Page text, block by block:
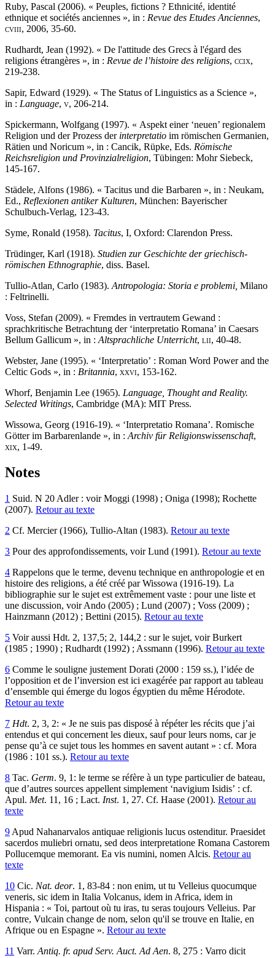
Ruby, Pascal (2006). « Peuples, fictions ? Ethnicité, identité
ethnique et sociétés anciennes », in : Revue des Etudes Anciennes,
cviii, 2006, 35-60.
Rudhardt, Jean (1992). « De l'attitude des Grecs à l'égard des
religions étrangères », in : Revue de l’histoire des religions, ccix,
219-238.
Sapir, Edward (1929). « The Status of Linguistics as a Science »,
in : Language, v, 206-214.
Spickermann, Wolfgang (1997). « Aspekt einer ‘neuen’ regionalem
Religion und der Prozess der interpretatio im römischen Germanien,
Rätien und Noricum », in : Cancik, Rüpke, Eds. Römische
Reichsreligion und Provinzialreligion, Tübingen: Mohr Siebeck,
145-167.
Städele, Alfons (1986). « Tacitus und die Barbaren », in : Neukam,
Ed., Reflexionen antiker Kulturen, München: Bayerischer
Schulbuch-Verlag, 123-43.
Syme, Ronald (1958). Tacitus, I, Oxford: Clarendon Press.
Trüdinger, Karl (1918). Studien zur Geschichte der griechisch-
römischen Ethnographie, diss. Basel.
Tullio-Atlan Carlo (1983). Antropologia: Storia e problemi, Milano
: Feltrinelli.
Voss, Stefan (2009). « Fremdes in vertrautem Gewand :
sprachkritische Betrachtung der ‘interpretatio Romana’ in Caesars
Bellum Gallicum », in : Altsprachliche Unterricht, lii, 40-48.
Webster, Jane (1995). « ‘Interpretatio’ : Roman Word Power and the
Celtic Gods », in : Britannia, xxvi, 153-162.
Whorf, Benjamin Lee (1965). Language, Thought and Reality.
Selected Writings, Cambridge (MA): MIT Press.
Wissowa, Georg (1916-19). « ‘Interpretatio Romana’. Romische
Götter im Barbarenlande », in : Archiv für Religionswissenschaft,
xix, 1-49.
Notes
1 Suid. N 20 Adler : voir Moggi (1998) ; Oniga (1998); Rochette
(2007). Retour au texte
2 Cf. Mercier (1966), Tullio-Altan (1983). Retour au texte
3 Pour des approfondissements, voir Lund (1991). Retour au texte
4 Rappelons que le terme, devenu technique en anthropologie et en
histoire des religions, a été créé par Wissowa (1916-19). La
bibliographie sur le sujet est extrêmement vaste : pour une liste et
une discussion, voir Ando (2005) ; Lund (2007) ; Voss (2009) ;
Hainzmann (2012) ; Bettini (2015). Retour au texte
5 Voir aussi Hdt. 2, 137,5; 2, 144,2 : sur le sujet, voir Burkert
(1985 ; 1990) ; Rudhardt (1992) ; Assmann (1996). Retour au texte
6 Comme le souligne justement Dorati (2000 : 159 ss.), l’idée de
l’opposition et de l’inversion est ici exagérée par rapport au tableau
d’ensemble qui émerge du logos égyptien du même Hérodote.
Retour au texte
7 Hdt. 2, 3, 2: « Je ne suis pas disposé à répéter les récits que j’ai
entendus et qui concernent les dieux, sauf pour leurs noms, car je
pense qu’à ce sujet tous les hommes en savent autant » : cf. Mora
(1986 : 101 ss.). Retour au texte
8 Tac. Germ. 9, 1: le terme se réfère à un type particulier de bateau,
que d’autres sources appellent simplement ‘navigium Isidis’ : cf.
Apul. Met. 11, 16 ; Lact. Inst. 1, 27. Cf. Haase (2001). Retour au
texte
9 Apud Nahanarvalos antiquae religionis lucus ostenditur. Praesidet
sacerdos muliebri ornatu, sed deos interpretatione Romana Castorem
Pollucemque memorant. Ea vis numini, nomen Alcis. Retour au
texte
10 Cic. Nat. deor. 1, 83-84 : non enim, ut tu Velleius quocumque
veneris, sic idem in Italia Volcanus, idem in Africa, idem in
Hispania : « Toi, partout où tu iras, tu seras toujours Velleius. Par
contre, Vulcain change de nom, selon qu'il se trouve en Italie, en
Afrique ou en Espagne ». Retour au texte
11 Varr. Antiq. fr. apud Serv. Auct. Ad Aen. 8, 275 : Varro dicit